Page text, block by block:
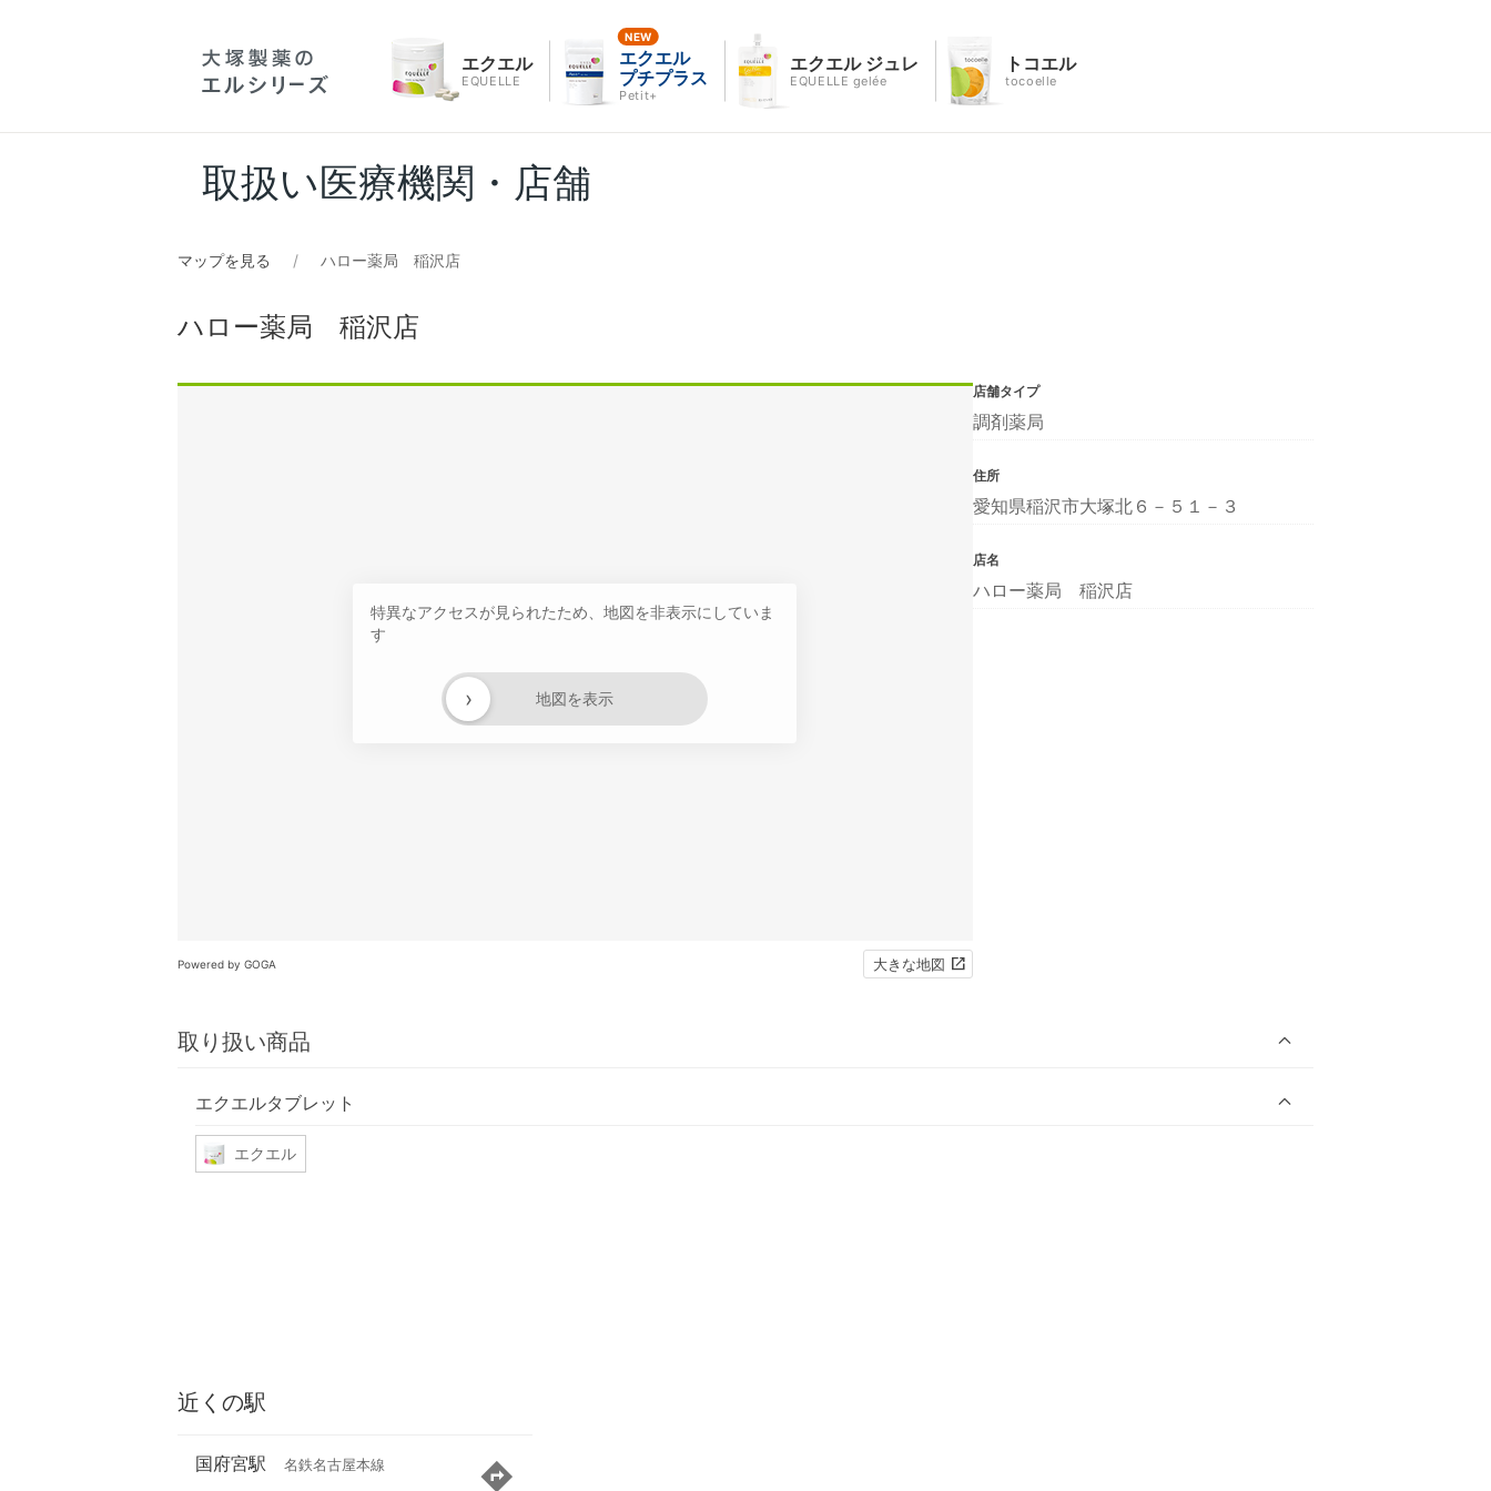
エクエル
EQUELLE
エクエル
プチプラス
Petit+
エクエル ジュレ
EQUELLE gelée
トコエル
tocoelle
取扱い医療機関・店舗
マップを見る ハロー薬局 稲沢店
ハロー薬局 稲沢店
特異なアクセスが見られたため、地図を非表示にしていま
す
地図を表示
›
Powered by GOGA 大きな地図
取り扱い商品
エクエルタブレット
エクエル
店舗タイプ
調剤薬局
住所
愛知県稲沢市大塚北６－５１－３
店名
ハロー薬局 稲沢店
近くの駅
国府宮駅 名鉄名古屋本線